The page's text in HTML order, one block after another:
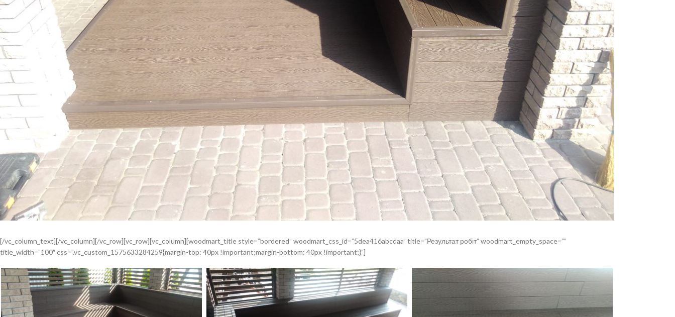
[/vc_column_text][/vc_column][/vc_row][vc_row][vc_column][woodmart_title style=”bordered” woodmart_css_id=”5dea416abcdaa” title=”Результат робіт” woodmart_empty_space=””
title_width=”100″ css=”.vc_custom_1575633284259{margin-top: 40px !important;margin-bottom: 40px !important;}”]